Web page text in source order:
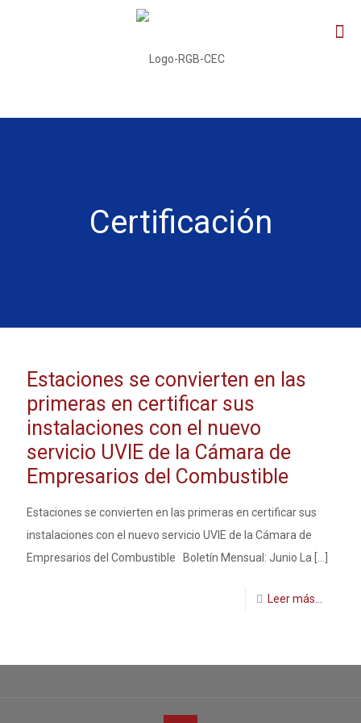
Certificación
Estaciones se convierten en las
primeras en certificar sus
instalaciones con el nuevo
servicio UVIE de la Cámara de
Empresarios del Combustible
Estaciones se convierten en las primeras en certificar sus
instalaciones con el nuevo servicio UVIE de la Cámara de
Empresarios del Combustible Boletín Mensual: Junio La
Leer más...